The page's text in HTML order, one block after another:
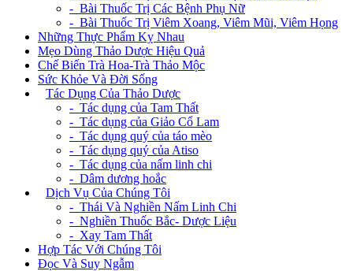
- Bài Thuốc Trị Các Bệnh Phụ Nữ
- Bài Thuốc Trị Viêm Xoang, Viêm Mũi, Viêm Họng
Những Thực Phẩm Kỵ Nhau
Mẹo Dùng Thảo Dược Hiệu Quả
Chế Biến Trà Hoa-Trà Thảo Mộc
Sức Khỏe Và Đời Sống
Tác Dụng Của Thảo Dược
- Tác dụng của Tam Thất
- Tác dụng của Giảo Cổ Lam
- Tác dụng quý của táo mèo
- Tác dụng quý của Atiso
- Tác dụng của nấm linh chi
- Dâm dương hoắc
Dịch Vụ Của Chúng Tôi
- Thái Và Nghiền Nấm Linh Chi
- Nghiền Thuốc Bắc- Dược Liệu
- Xay Tam Thất
Hợp Tác Với Chúng Tôi
Đọc Và Suy Ngẫm